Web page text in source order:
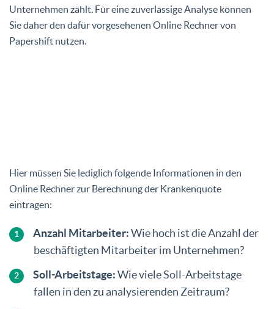
Unternehmen zählt. Für eine zuverlässige Analyse können
Sie daher den dafür vorgesehenen Online Rechner von
Papershift nutzen.
Hier müssen Sie lediglich folgende Informationen in den
Online Rechner zur Berechnung der Krankenquote
eintragen:
Anzahl Mitarbeiter:Wie hoch ist die Anzahl der
beschäftigten Mitarbeiter im Unternehmen?
Soll-Arbeitstage:Wie viele Soll-Arbeitstage
fallen in den zu analysierenden Zeitraum?